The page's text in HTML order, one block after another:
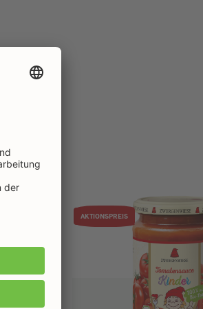
AKTIONSPREIS